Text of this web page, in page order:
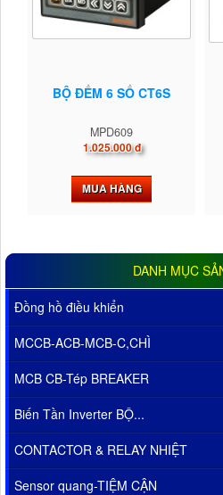
BỘ ĐẾM 6 SỐ CT6S
MPD609
1.025.000 đ
MUA HÀNG
DANH MỤC
Đồng hồ điều khiển
MCCB-ACB-MCB-C,CHÌ
MCB CB-Tép BREAKER
Biến Tần Inverter BỘ...
CONTACTOR & RELAY NHIỆT
Sensor quang-TIỆM CẬN